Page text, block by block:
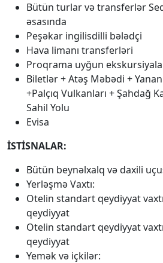
Bütün turlar və transferlər
əsasında
Peşəkar ingilisdilli bələdçi
Hava limanı transferləri
Proqrama uyğun
Biletlər + Atəş Məbədi +
+Palçıq Vulkanları + Şahdağ
Sahil Yolu
Evisa
İSTİSNALAR:
Bütün beynəlxalq və daxili
Yerləşmə Vaxtı:
Otelin standart qeydiyyat
qeydiyyat
Otelin standart qeydiyyat
qeydiyyat
Yemək və içkilər: